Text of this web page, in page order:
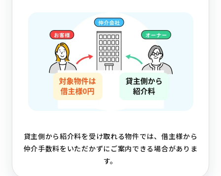
貸主側から紹介料を受け取れる物件では、借主様から
仲介手数料をいただかずにご案内できる場合がありま
す。